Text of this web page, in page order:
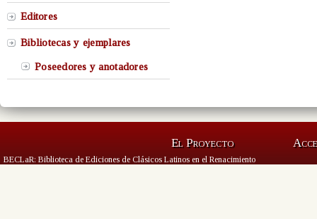
Editores
Bibliotecas y ejemplares
Poseedores y anotadores
El Proyecto
BECLaR: Biblioteca de Ediciones de Clásicos Latinos en el Renacimiento